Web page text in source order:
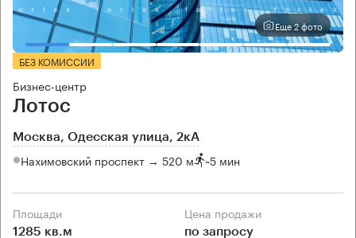
Еще 2 фото
БЕЗ КОМИССИИ
Бизнес-центр
Лотос
Москва, Одесская улица, 2кА
Нахимовский проспект → 520 м ~5 мин
Площади
1285 кв.м
Цена продажи
по запросу